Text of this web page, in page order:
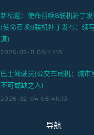
新标题：使命召唤8联机补丁发
(使命召唤8联机补丁发布：续
道)
2026-02-11 08:41:18
巴士驾驶员(公交车司机：城市
不可或缺之人)
2026-02-04 08:40:13
导航